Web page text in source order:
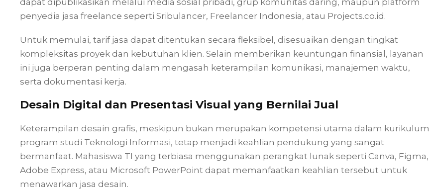
dapat dipublikasikan melalui media sosial pribadi, grup komunitas daring, maupun platform
penyedia jasa freelance seperti Sribulancer, Freelancer Indonesia, atau Projects.co.id.
Untuk memulai, tarif jasa dapat ditentukan secara fleksibel, disesuaikan dengan tingkat
kompleksitas proyek dan kebutuhan klien. Selain memberikan keuntungan finansial, layanan
ini juga berperan penting dalam mengasah keterampilan komunikasi, manajemen waktu,
serta dokumentasi kerja.
Desain Digital dan Presentasi Visual yang Bernilai Jual
Keterampilan desain grafis, meskipun bukan merupakan kompetensi utama dalam kurikulum
program studi Teknologi Informasi, tetap menjadi keahlian pendukung yang sangat
bermanfaat. Mahasiswa TI yang terbiasa menggunakan perangkat lunak seperti Canva, Figma,
Adobe Express, atau Microsoft PowerPoint dapat memanfaatkan keahlian tersebut untuk
menawarkan jasa desain.